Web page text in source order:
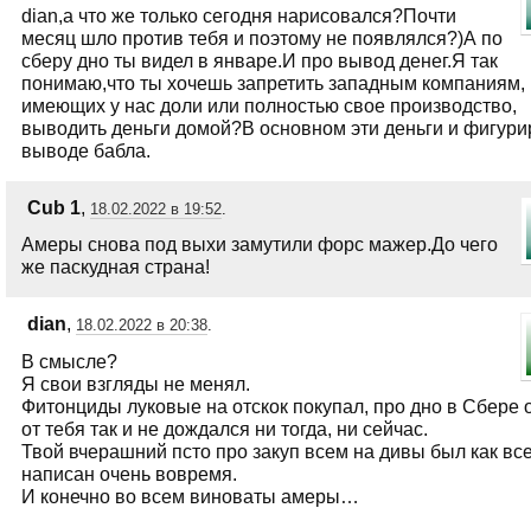
dian,а что же только сегодня нарисовался?Почти
месяц шло против тебя и поэтому не появлялся?)А по
сберу дно ты видел в январе.И про вывод денег.Я так
понимаю,что ты хочешь запретить западным компаниям,
имеющих у нас доли или полностью свое производство,
выводить деньги домой?В основном эти деньги и
выводе бабла.
Сub 1 18.02.2022 в 19:52.
Амеры снова под выхи замутили форс мажер.До чего
же паскудная страна!
dian, 18.02.2022 в 20:38.
В смысле?
Я свои взгляды не менял.
Фитонциды луковые на отскок покупал, про дно в Сбере
от тебя так и не дождался ни тогда, ни сейчас.
Твой вчерашний псто про закуп всем на дивы был как
написан очень вовремя.
И конечно во всем виноваты амеры…